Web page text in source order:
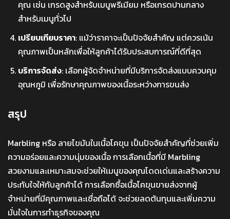
คุณ เช่น เกรดสูงสำหรับเมนูพรีเมียม หรือเกรดปานกลาง
สำหรับเมนูทั่วไป
เปรียบเทียบราคา: แม้ว่าราคาจะเป็นปัจจัยสำคัญ แต่ควรเน้น
คุณภาพเป็นหลักเพื่อให้ลูกค้าได้รับประสบการณ์ที่ดีที่สุด
บริการจัดส่ง: เลือกผู้จัดจำหน่ายที่มีบริการจัดส่งแบบควบคุม
อุณหภูมิ เพื่อรักษาคุณภาพของเนื้อระหว่างการขนส่ง
สรุป
Marbling หรือ ลายไขมันในเนื้อโคขุน เป็นปัจจัยสำคัญที่ช่วยเพิ่ม
ความอร่อยและความนุ่มของเนื้อ การเลือกเนื้อที่มี Marbling
สวยงามและเหมาะสมจะช่วยให้เมนูของคุณโดดเด่นและสร้างความ
ประทับใจให้กับลูกค้าได้ การเลือกซื้อเนื้อโคขุนขายส่งจากผู้
จำหน่ายที่มีคุณภาพและเชื่อถือได้ จะช่วยลดต้นทุนและเพิ่มความ
มั่นใจในการทำธุรกิจของคุณ